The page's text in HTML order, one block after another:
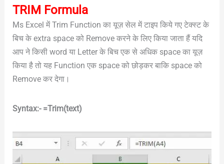
TRIM Formula
Ms Excel में Trim Function का यूज़ सेल में टाइप किये गए टेक्स्ट के
बिच के extra space को Remove करने के लिए किया जाता हैं यदि
आप ने किसी word या Letter के बिच एक से अधिक space का यूज़
किया है तो यह Function एक space को छोड़कर बाकि space को
Remove कर देगा।
Syntax:- =Trim(text)